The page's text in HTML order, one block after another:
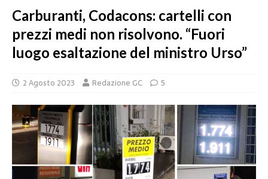
Carburanti, Codacons: cartelli con
prezzi medi non risolvono. “Fuori
luogo esaltazione del ministro Urso”
2 Agosto 2023 Redazione GC 5